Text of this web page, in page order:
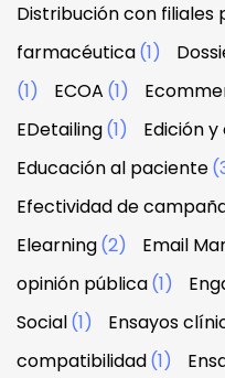
Distribución con filiales
farmacéutica(1)
(1)
ECOA (1)
EDetailing(1) Edición
Educación al paciente
Efectividad de
Elearning(2) Email
opinión pública(1)
Social(1) Ensayos
compatibilidad(1)